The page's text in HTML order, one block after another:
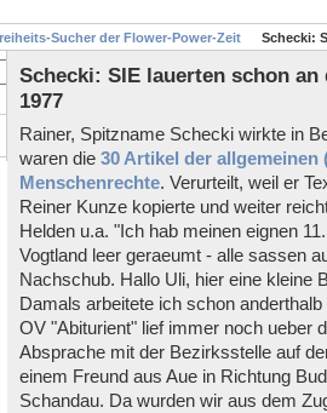
Sucher der Flower-Power-Zeit Schecki:
Schecki: SIE lauerten schon
1977
Rainer, Spitzname Schecki wirkte in
waren die 30 Artikel der
Menschenrechte. Verurteilt, weil er
Reiner Kunze kopierte und weiter
Helden u.a. "Ich hab meinen eignen
Vogtland leer geraeumt - alle sassen
Nachschub. Hallo Uli, hier eine kleine
Damals arbeitete ich schon
OV "Abiturient" lief immer noch ueber
Absprache mit der Bezirksstelle auf
einem Freund aus Aue in Richtung
Schandau. Da wurden wir aus dem